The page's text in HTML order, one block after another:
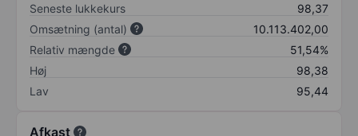
Seneste lukkekurs
98,37
Omsætning (antal)
10.113.402,00
Relativ mængde
51,54%
Høj
98,38
Lav
95,44
Afkast